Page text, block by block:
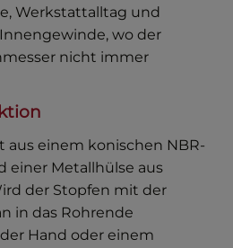
Werkstattalltag und
wo der
nicht immer
aus einem konischen NBR-
einer Metallhülse aus
der Stopfen mit der
in das Rohrende
Hand oder einem